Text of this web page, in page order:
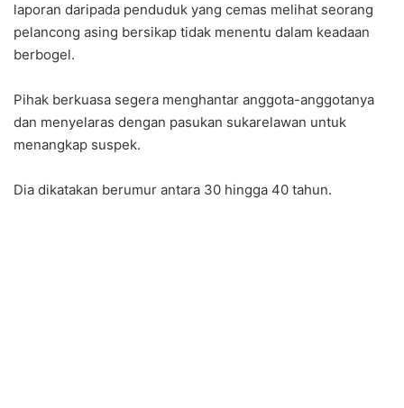
laporan daripada penduduk yang cemas melihat seorang
pelancong asing bersikap tidak menentu dalam keadaan
berbogel.
Pihak berkuasa segera menghantar anggota-anggotanya
dan menyelaras dengan pasukan sukarelawan untuk
menangkap suspek.
Dia dikatakan berumur antara 30 hingga 40 tahun.